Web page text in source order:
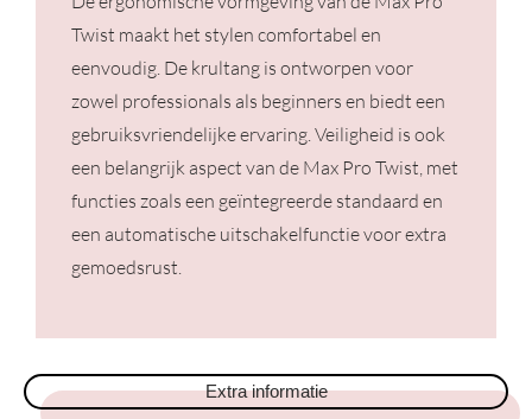
Extra informatie
Twist maakt het stylen comfortabel en
eenvoudig. De krultang is ontworpen voor
zowel professionals als beginners en biedt een
gebruiksvriendelijke ervaring. Veiligheid is ook
een belangrijk aspect van de Max Pro Twist, met
functies zoals een geïntegreerde standaard en
een automatische uitschakelfunctie voor extra
gemoedsrust.